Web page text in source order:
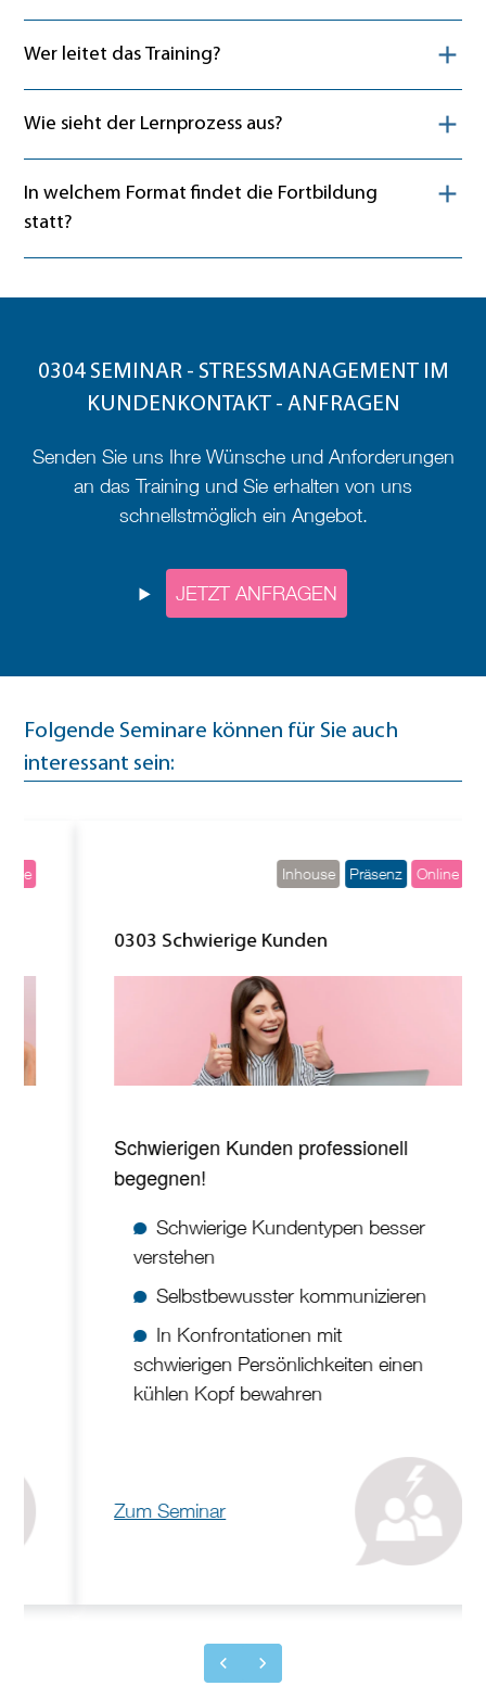
Wer leitet das Training?
Wie sieht der Lernprozess aus?
In welchem Format findet die Fortbildung
statt?
0304 SEMINAR - STRESSMANAGEMENT IM
KUNDENKONTAKT - ANFRAGEN
Senden Sie uns Ihre Wünsche und Anforderungen
an das Training und Sie erhalten von uns
schnellstmöglich ein Angebot.
JETZT ANFRAGEN
Folgende Seminare können für Sie auch
interessant sein:
Inhouse Präsenz Online
0303 Schwierige Kunden
Schwierigen Kunden professionell
begegnen!
Schwierige Kundentypen besser
verstehen
Selbstbewusster kommunizieren
In Konfrontationen mit
schwierigen Persönlichkeiten einen
kühlen Kopf bewahren
Zum Seminar